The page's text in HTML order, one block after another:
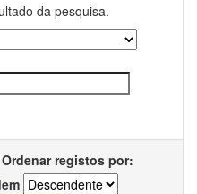
da pesquisa.
Ordenar registos por: